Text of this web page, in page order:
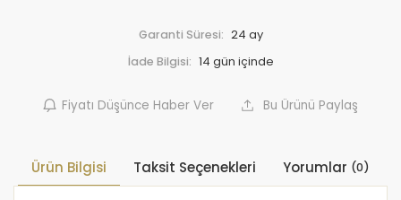
Garanti Süresi: 24 ay
İade Bilgisi:
Fiyatı Düşünce Haber Ver Bu Ürünü Paylaş
Ürün Bilgisi Taksit Seçenekleri Yorumlar (0)